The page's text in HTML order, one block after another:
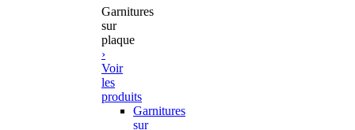
Garnitures
sur
plaque
›
Voir
les
produits
Garnitures
sur